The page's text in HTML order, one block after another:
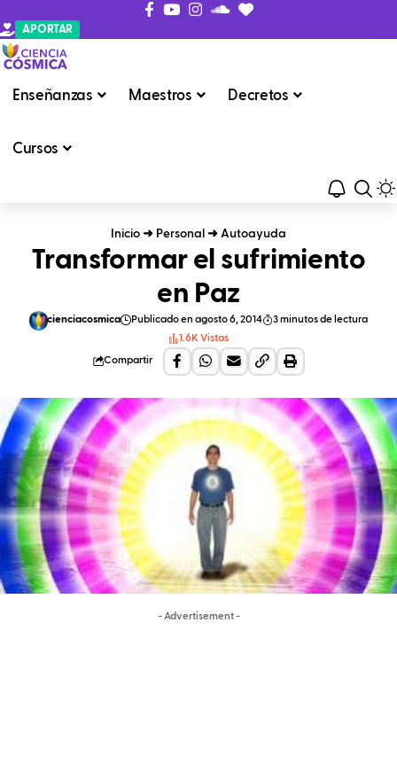
APORTAR
Enseñanzas Maestros Decretos
Cursos
Inicio ➜ Personal ➜ Autoayuda
Transformar el sufrimiento
en Paz
cienciacosmica Publicado en agosto 6, 2014
3 minutos de lectura
1.6K Vistas
Compartir
- Advertisement -